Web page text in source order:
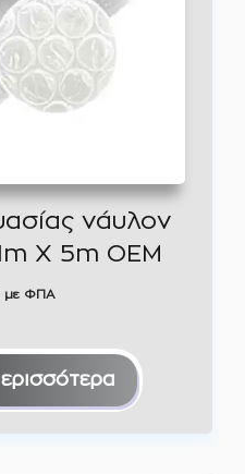
νάυλον
X 5m ΟΕΜ
με ΦΠΑ